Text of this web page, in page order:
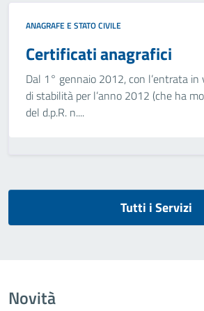
ANAGRAFE E STATO CIVILE
Certificati anagrafici
Dal 1° gennaio 2012, con l’entrata in
di stabilità per l’anno 2012 (che ha
del d.p.R. n....
Tutti i Servizi
Novità